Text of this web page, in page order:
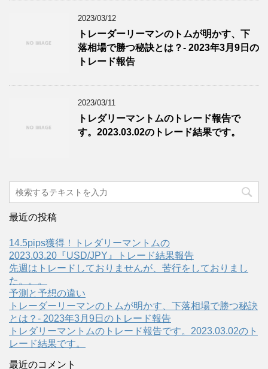
2023/03/12
トレーダーリーマンのトムが明かす、下
落相場で勝つ秘訣とは？- 2023年3月9日の
トレード報告
2023/03/11
トレダリーマントムのトレード報告で
す。2023.03.02のトレード結果です。
最近の投稿
14.5pips獲得！トレダリーマントムの
2023.03.20『USD/JPY』トレード結果報告
先週はトレードしておりませんが、苦行をしておりまし
た。。。
予測と予想の違い
トレーダーリーマンのトムが明かす、下落相場で勝つ秘訣
とは？- 2023年3月9日のトレード報告
トレダリーマントムのトレード報告です。2023.03.02のト
レード結果です。
最近のコメント